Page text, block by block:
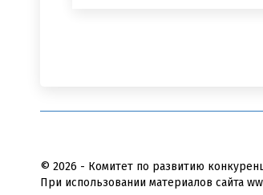
© 2026 - Комитет по развитию
При использовании материалов сайта